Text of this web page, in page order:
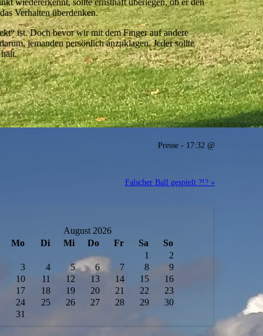
Verhalten überdenken.
ist. Doch bevor wir mit dem Finger auf andere
jemanden persönlich anzuklagen. Jeder sollte
Presse - 17:32 @
Falscher Ball gespielt ?!? »
August 2026
Mo
Di Mi Do Fr Sa
So
1
2
3
4 5 6 7 8
9
10
11 12 13 14 15
16
17
18 19 20 21 22
23
24
25 26 27 28 29
30
31